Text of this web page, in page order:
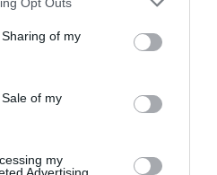
of my
of my
my
como economista de
una vez más, tarde y
no quedará así" o que
es llover sobre mojado.
repartir culpas y señalar